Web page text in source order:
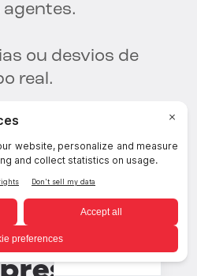
agentes.
ou desvios de
real.
auditoria unificadas
diretrizes
aos
Portuguese